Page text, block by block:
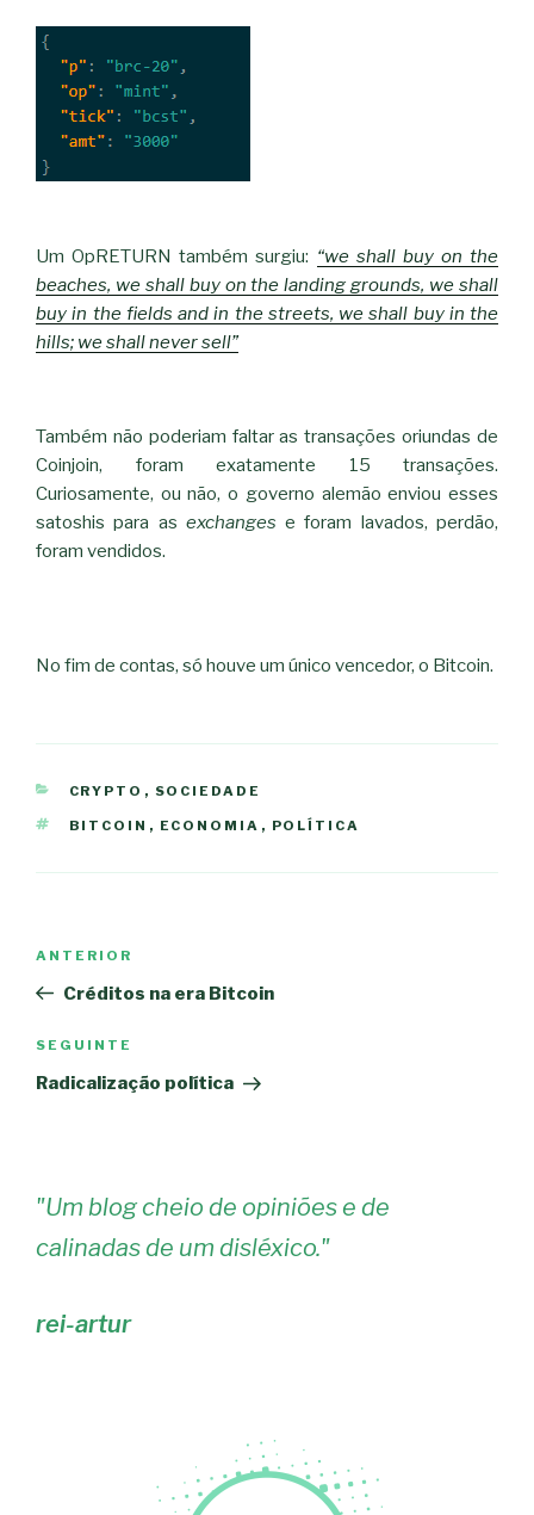
Um OpRETURN também surgiu: “we shall buy on the
beaches, we shall buy on the landing grounds, we shall
buy in the fields and in the streets, we shall buy in the
hills; we shall never sell”
Também não poderiam faltar as transações oriundas de
Coinjoin, foram exatamente 15 transações.
Curiosamente, ou não, o governo alemão enviou esses
satoshis para as exchangese foram lavados, perdão,
foram vendidos.
No fim de contas, só houve um único vencedor, o Bitcoin.
CATEGORIAS
CRYPTO , SOCIEDADE
ETIQUETAS
BITCOIN , ECONOMIA , POLÍTICA
artigos
Conteúdo
anterior
ANTERIOR
Créditos na era Bitcoin
Conteúdo
seguinte
SEGUINTE
Radicalização política
"Um blog cheio de opiniões e de
calinadas de um disléxico."
rei-artur